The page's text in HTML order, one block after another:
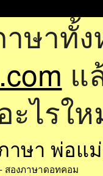
าษาทั้
แ
ไรใ
สองภาษาดอทคอม